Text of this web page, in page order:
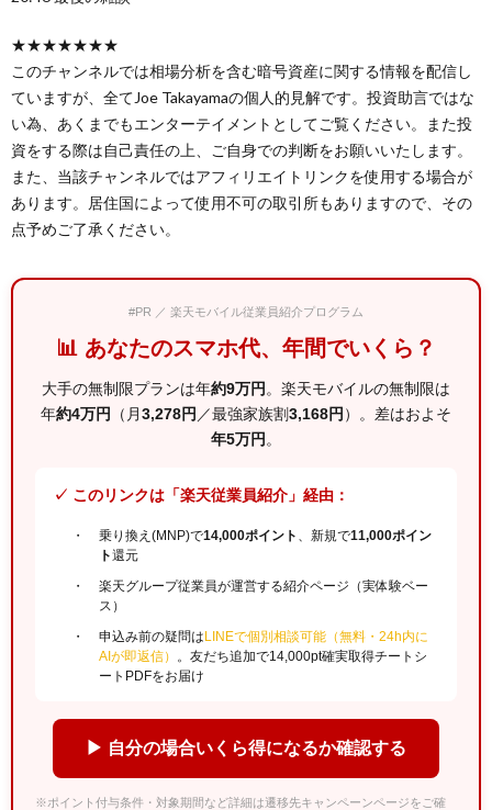
★★★★★★★
このチャンネルでは相場分析を含む暗号資産に関する情報を配信し
ていますが、全てJoe Takayamaの個人的見解です。投資助言ではな
い為、あくまでもエンターテイメントとしてご覧ください。また投
資をする際は自己責任の上、ご自身での判断をお願いいたします。
また、当該チャンネルではアフィリエイトリンクを使用する場合が
あります。居住国によって使用不可の取引所もありますので、その
点予めご了承ください。
#PR ／ 楽天モバイル従業員紹介プログラム
📊 あなたのスマホ代、年間でいくら？
大手の無制限プランは年約9万円 。楽天モバイルの無制限は
年約4万円 （月3,278円 ／最強家族割3,168円 ）。差はおよそ
年5万円 。
✓ このリンクは「楽天従業員紹介」経由：
乗り換え(MNP)で14,000ポイント 、新規で11,000ポイン
ト還元
楽天グループ従業員が運営する紹介ページ（実体験ベー
ス）
申込み前の疑問はLINEで個別相談可能（無料・24h内に
AIが即返信）
。友だち追加で14,000pt確実取得チートシ
ートPDFをお届け
▶ 自分の場合いくら得になるか確認する
※ポイント付与条件・対象期間など詳細は遷移先キャンペーンページをご確